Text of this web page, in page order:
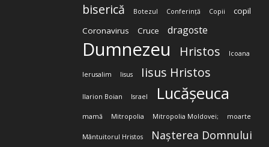
biserică Botezul Conferință Copii
copil
Coronavirus
Cruce dragoste
Dumnezeu Hristos Icoana
Ierusalim Iisus Iisus Hristos
Ilarion Boian Israel Lucășeuca
mamă Mitropolia Mitropolia Moldovei; moarte
Mântuitorul Hristos Nașterea Domnului